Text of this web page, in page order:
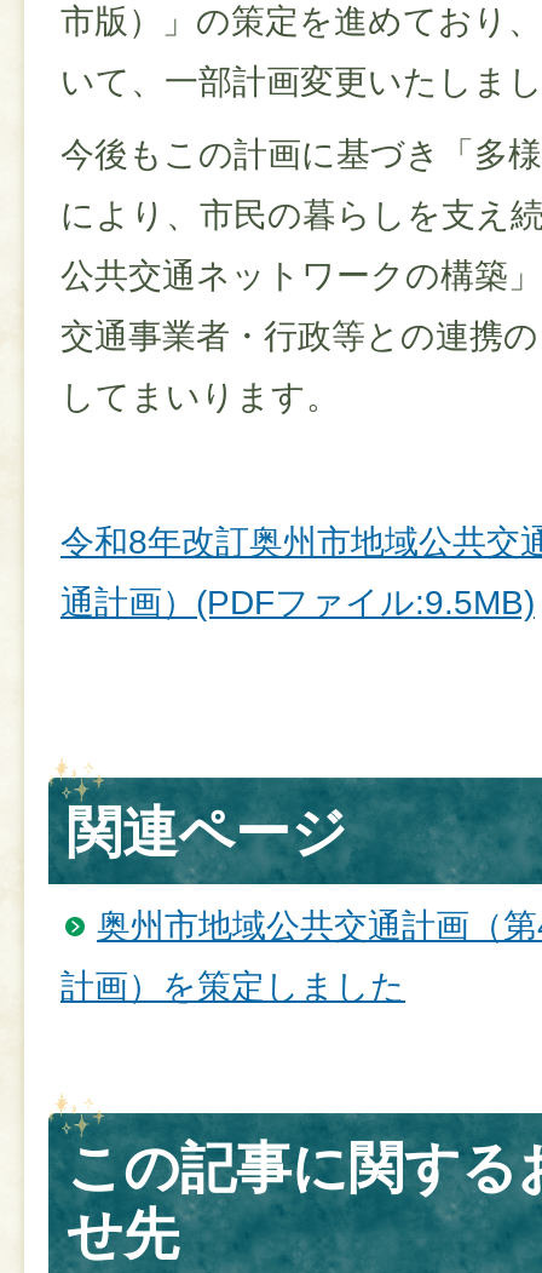
市版）」の策定を進めており
いて、一部計画変更いたしま
今後もこの計画に基づき「多
により、市民の暮らしを支え
公共交通ネットワークの構築
交通事業者・行政等との連携
してまいります。
令和8年改訂奥州市地域公共交
通計画）(PDFファイル:9.5MB)
関連ページ
奥州市地域公共交通計画（
計画）を策定しました
この記事に関する
せ先